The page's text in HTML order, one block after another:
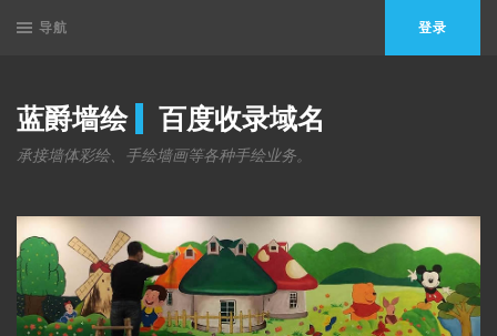
导航 登录
蓝爵墙绘 百度收录域名
承接墙体彩绘、手绘墙画等各种手绘业务。